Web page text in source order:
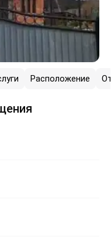
Расположение